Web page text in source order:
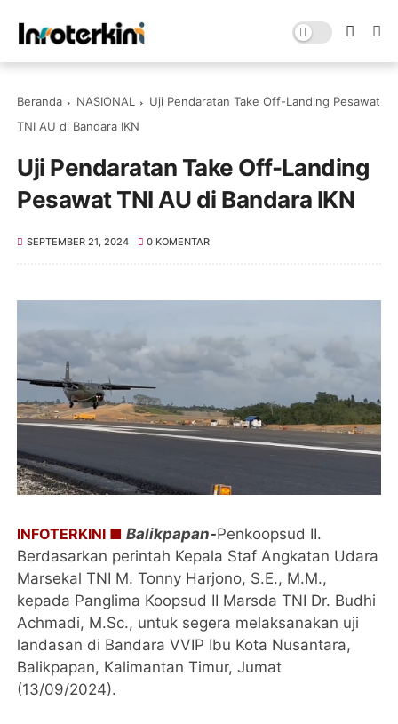
Beranda NASIONAL
Uji Pendaratan Take Off-Landing Pesawat
TNI AU di Bandara IKN
Uji Pendaratan Take Off-Landing
Pesawat TNI AU di Bandara IKN
SEPTEMBER 21, 2024 0 KOMENTAR
INFOTERKINI ■Balikpapan-Penkoopsud II.
Berdasarkan perintah Kepala Staf Angkatan Udara
Marsekal TNI M. Tonny Harjono, S.E., M.M.,
kepada Panglima Koopsud II Marsda TNI Dr. Budhi
Achmadi, M.Sc., untuk segera melaksanakan uji
landasan di Bandara VVIP Ibu Kota Nusantara,
Balikpapan, Kalimantan Timur, Jumat
(13/09/2024).